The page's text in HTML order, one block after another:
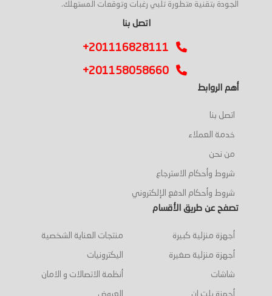
الجودة بتقنية متطورة تلبي رغبات وتوقعات المستهلك.
اتصل بنا
+201116828111
+201158058660
أهم الروابط
اتصل بنا
خدمة العملاء
من نحن
شروط وأحكام الاسترجاع
شروط وأحكام الدفع الإلكتروني
تصفح عن طريق الأقسام
أجهزة منزلية كبيرة
أجهزة منزلية صغيرة
شاشات
أجهزة بلت ان
منتجات العناية الشخصية
اليكترونيات
أنظمة الاتصالات و الامان
العروض